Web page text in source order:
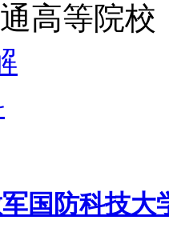
高等院校
国防科技大